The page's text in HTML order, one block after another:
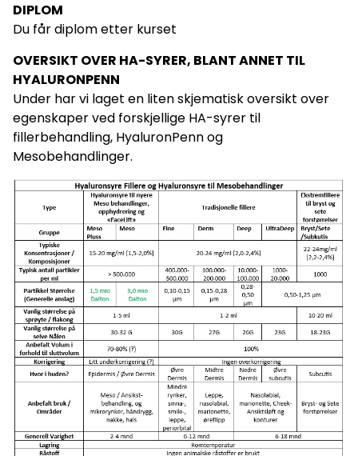
DIPLOM
Du får diplom etter kurset
OVERSIKT OVER HA-SYRER, BLANT ANNET TIL
HYALURONPENN
Under har vi laget en liten skjematisk oversikt over
egenskaper ved forskjellige HA-syrer til
fillerbehandling, HyaluronPenn og
Mesobehandlinger.